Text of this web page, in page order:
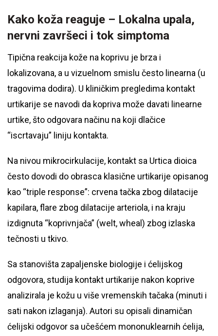
Kako koža reaguje – Lokalna upala,
nervni završeci i tok simptoma
Tipična reakcija kože na koprivu je brza i
lokalizovana, a u vizuelnom smislu često linearna (u
tragovima dodira). U kliničkim pregledima kontakt
urtikarije se navodi da kopriva može davati linearne
urtike, što odgovara načinu na koji dlačice
“iscrtavaju” liniju kontakta.
Na nivou mikrocirkulacije, kontakt sa Urtica dioica
često dovodi do obrasca klasične urtikarije opisanog
kao “triple response”: crvena tačka zbog dilatacije
kapilara, flare zbog dilatacije arteriola, i na kraju
izdignuta “koprivnjača” (welt, wheal) zbog izlaska
tečnosti u tkivo.
Sa stanovišta zapaljenske biologije i ćelijskog
odgovora, studija kontakt urtikarije nakon koprive
analizirala je kožu u više vremenskih tačaka (minuti i
sati nakon izlaganja). Autori su opisali dinamičan
ćelijski odgovor sa učešćem mononuklearnih ćelija,